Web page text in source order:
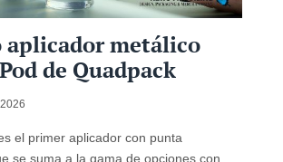
aplicador metálico
de Quadpack
el primer aplicador con punta
se suma a la gama de opciones con